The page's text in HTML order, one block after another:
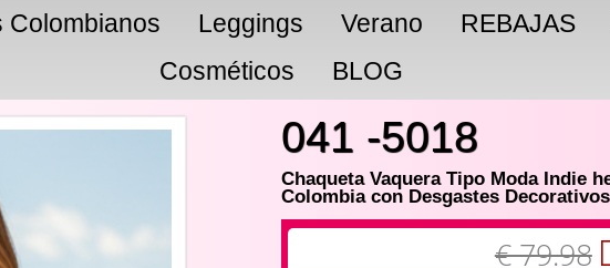
Colombianos Leggings Verano REBAJAS
Cosméticos
BLOG
041 -5018
Chaqueta Vaquera Tipo Moda Indie
Colombia con Desgastes Decorativos
€ 79.98